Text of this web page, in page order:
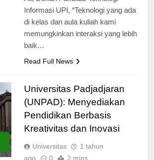
Ali, Dekan Fakultas Teknologi
Informasi UPI, “Teknologi yang ada
di kelas dan aula kuliah kami
memungkinkan interaksi yang lebih
Universitas Padjadjaran
(UNPAD): Menyediakan
Pendidikan Berbasis
Universitas
1 tahun